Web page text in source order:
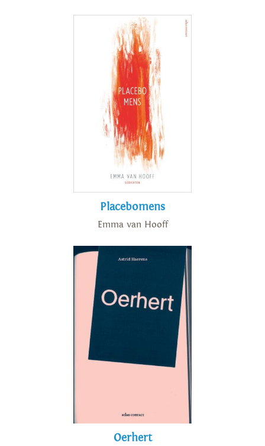
Placebomens
Emma van Hooff
Oerhert